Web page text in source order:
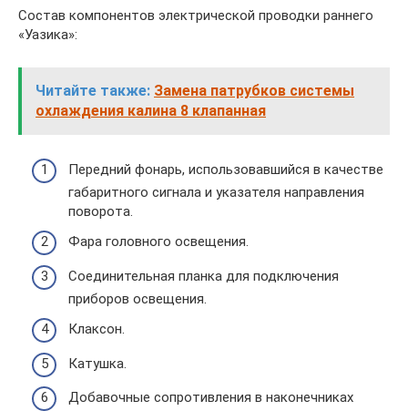
Состав компонентов электрической проводки раннего
«Уазика»:
Читайте также: Замена патрубков системы
охлаждения калина 8 клапанная
Передний фонарь, использовавшийся в качестве
габаритного сигнала и указателя направления
поворота.
Фара головного освещения.
Соединительная планка для подключения
приборов освещения.
Клаксон.
Катушка.
Добавочные сопротивления в наконечниках